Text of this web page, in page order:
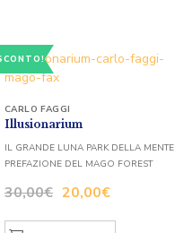
Illusionarium
30,00€ 20,00€
CARLO FAGGI
IL GRANDE LUNA PARK DELLA MENTE
PREFAZIONE DEL MAGO FOREST